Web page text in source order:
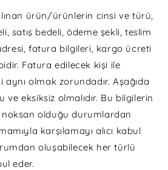
ürün/ürünlerin cinsi ve türü,
satış bedeli, ödeme şekli, teslim
fatura bilgileri, kargo ücreti
Fatura edilecek kişi ile
olmak zorundadır. Aşağıda
eksiksiz olmalıdır. Bu bilgilerin
noksan olduğu durumlardan
karşılamayı alıcı kabul
oluşabilecek her türlü
eder.